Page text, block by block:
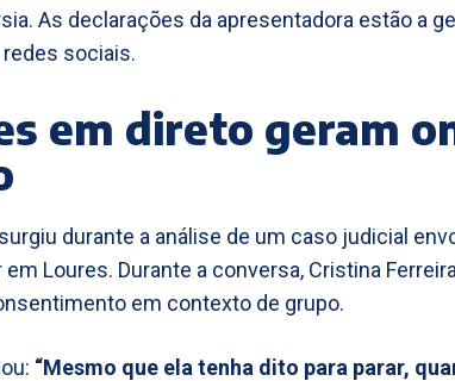
As declarações da apresentadora estão a
sociais.
em direto geram
durante a análise de um caso judicial
Loures. Durante a conversa, Cristina
em contexto de grupo.
“Mesmo que ela tenha dito para parar,